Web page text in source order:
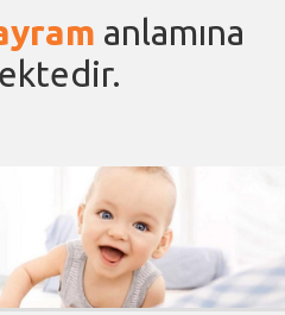
anlamına